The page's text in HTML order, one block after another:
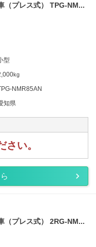
（プレス式） TPG-NM...
型
kg
NMR85AN
知県
さい。
（プレス式） 2RG-NM...